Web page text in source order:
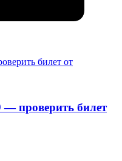
— проверить билет